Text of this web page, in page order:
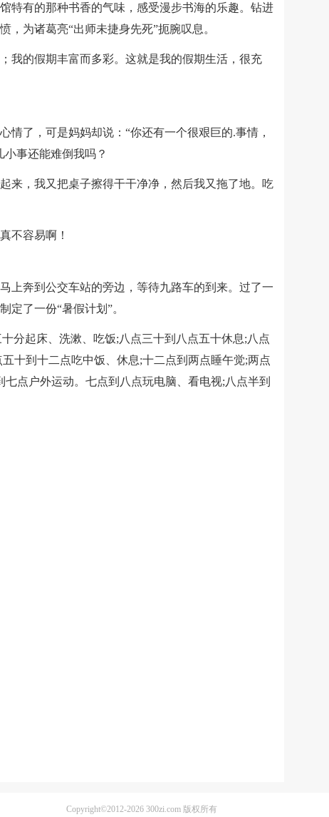
有的那种书香的气味，感受漫步书海的乐趣。钻进
，为诸葛亮“出师未捷身先死”扼腕叹息。
的假期丰富而多彩。这就是我的假期生活，很充
了，可是妈妈却说：“你还有一个很艰巨的.事情，
事还能难倒我吗？
，我又把桌子擦得干干净净，然后我又拖了地。吃
不容易啊！
奔到公交车站的旁边，等待九路车的到来。过了一
定了一份“暑假计划”。
起床、洗漱、吃饭;八点三十到八点五十休息;八点
十到十二点吃中饭、休息;十二点到两点睡午觉;两点
点户外运动。七点到八点玩电脑、看电视;八点半到
Copyright©2012-2026 300zi.com 版权所有